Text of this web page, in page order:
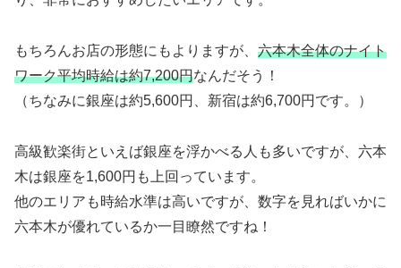
もちろんお店の形態にもよりますが、 六本木全体のナイト
ワーク平均時給は約7,200円なんだそう！
（ちなみに銀座は約5,600円、新宿は約6,700円です。）
高級歓楽街といえば銀座を浮かべる人も多いですが、六本
木は銀座を1,600円も上回っています。
他のエリアも時給水準は高いですが、数字を見ればいかに
六本木が優れているか一目瞭然ですね！